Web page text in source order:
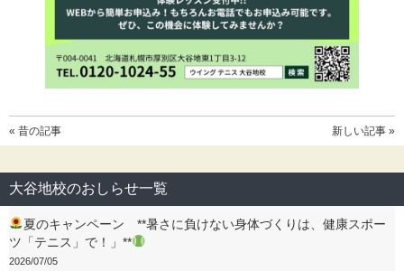
« 昔の記事 新しい記事 »
大谷地校のおしらせ一覧
夏のキャンペーン **暑さに負けない身体づくりは、健康スポー
ツ「テニス」で！」**
2026/07/05